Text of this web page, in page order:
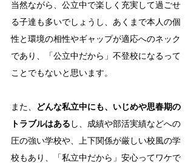
当然ながら、公立中で楽しく充実して過ごせ
る子達も多いでしょうし、あくまで本人の個
性と環境の相性やギャップが適応へのネック
であり、「公立中だから」不登校になるって
ことでもないと思います。
また、
どんな私立中にも、いじめや思春期の
トラブルはある し、成績や部活実績などへの
圧の強い学校や、上下関係が厳しい校風の学
校もあり、「私立中だから」安心ってワケで